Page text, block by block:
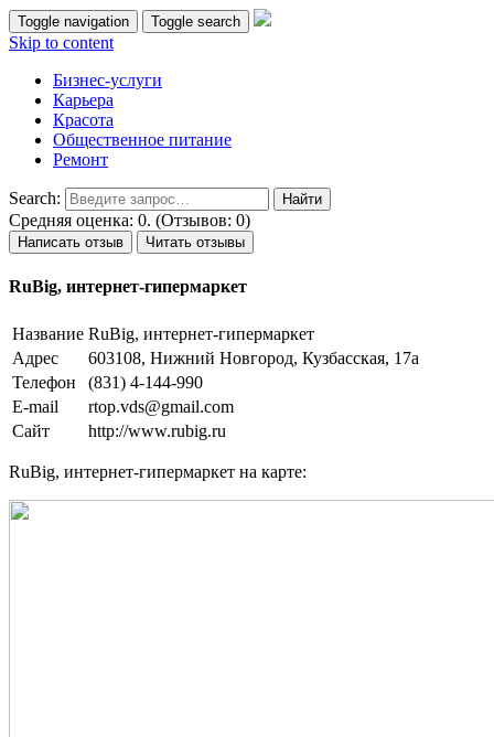
Toggle navigation Toggle search
Skip to content
Бизнес-услуги
Карьера
Красота
Общественное питание
Ремонт
Search:
Средняя оценка: 0. (Отзывов: 0)
Написать отзыв Читать отзывы
RuBig, интернет-гипермаркет
Название RuBig, интернет-гипермаркет
Адрес
603108, Нижний Новгород, Кузбасская, 17а
Телефон
(831) 4-144-990
E-mail
rtop.vds@gmail.com
Сайт
http://www.rubig.ru
RuBig, интернет-гипермаркет на карте: